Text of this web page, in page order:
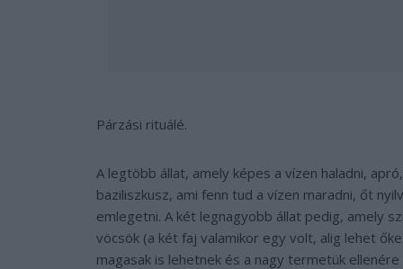
Párzási rituálé.
A legtöbb állat, amely képes a vízen haladni,
baziliszkusz, ami fenn tud a vízen maradni, őt
emlegetni. A két legnagyobb állat pedig, amely
vöcsök (a két faj valamikor egy volt, alig lehet
magasak is lehetnek és a nagy termetük